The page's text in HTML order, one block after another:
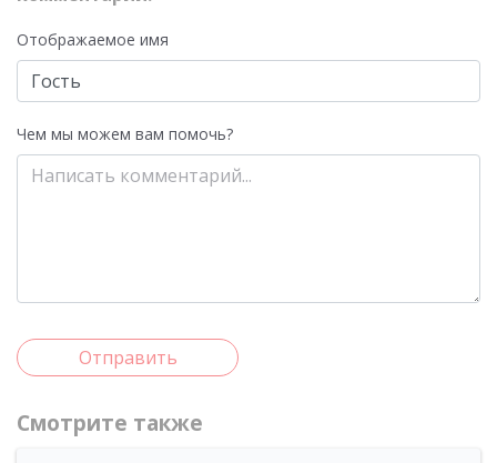
Отображаемое имя
Чем мы можем вам помочь?
Отправить
Смотрите также